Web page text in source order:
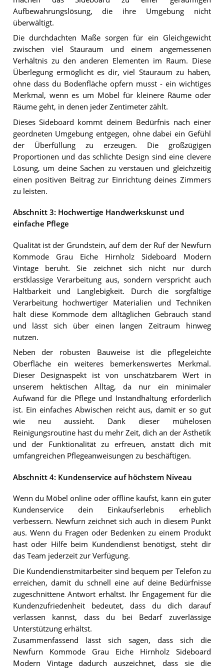
Aufbewahrungslösung, die ihre Umgebung nicht
überwältigt.
Die durchdachten Maße sorgen für ein Gleichgewicht
zwischen viel Stauraum und einem angemessenen
Verhältnis zu den anderen Elementen im Raum. Diese
Überlegung ermöglicht es dir, viel Stauraum zu haben,
ohne dass du Bodenfläche opfern musst - ein wichtiges
Merkmal, wenn es um Möbel für kleinere Räume oder
Räume geht, in denen jeder Zentimeter zählt.
Dieses Sideboard kommt deinem Bedürfnis nach einer
geordneten Umgebung entgegen, ohne dabei ein Gefühl
der Überfüllung zu erzeugen. Die großzügigen
Proportionen und das schlichte Design sind eine clevere
Lösung, um deine Sachen zu verstauen und gleichzeitig
einen positiven Beitrag zur Einrichtung deines Zimmers
zu leisten.
Abschnitt 3: Hochwertige Handwerkskunst und
einfache Pflege
Qualität ist der Grundstein, auf dem der Ruf der Newfurn
Kommode Grau Eiche Hirnholz Sideboard Modern
Vintage beruht. Sie zeichnet sich nicht nur durch
erstklassige Verarbeitung aus, sondern verspricht auch
Haltbarkeit und Langlebigkeit. Durch die sorgfältige
Verarbeitung hochwertiger Materialien und Techniken
hält diese Kommode dem alltäglichen Gebrauch stand
und lässt sich über einen langen Zeitraum hinweg
nutzen.
Neben der robusten Bauweise ist die pflegeleichte
Oberfläche ein weiteres bemerkenswertes Merkmal.
Dieser Designaspekt ist von unschätzbarem Wert in
unserem hektischen Alltag, da nur ein minimaler
Aufwand für die Pflege und Instandhaltung erforderlich
ist. Ein einfaches Abwischen reicht aus, damit er so gut
wie neu aussieht. Dank dieser mühelosen
Reinigungsroutine hast du mehr Zeit, dich an der Ästhetik
und der Funktionalität zu erfreuen, anstatt dich mit
umfangreichen Pflegeanweisungen zu beschäftigen.
Abschnitt 4: Kundenservice auf höchstem Niveau
Wenn du Möbel online oder offline kaufst, kann ein guter
Kundenservice dein Einkaufserlebnis erheblich
verbessern. Newfurn zeichnet sich auch in diesem Punkt
aus. Wenn du Fragen oder Bedenken zu einem Produkt
hast oder Hilfe beim Kundendienst benötigst, steht dir
das Team jederzeit zur Verfügung.
Die Kundendienstmitarbeiter sind bequem per Telefon zu
erreichen, damit du schnell eine auf deine Bedürfnisse
zugeschnittene Antwort erhältst. Ihr Engagement für die
Kundenzufriedenheit bedeutet, dass du dich darauf
verlassen kannst, dass du bei Bedarf zuverlässige
Unterstützung erhältst.
Zusammenfassend lässt sich sagen, dass sich die
Newfurn Kommode Grau Eiche Hirnholz Sideboard
Modern Vintage dadurch auszeichnet, dass sie die